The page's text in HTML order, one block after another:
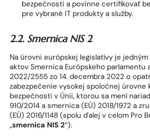
bezpečnosti a povinne certifikovať
pre vybrané IT produkty a služby.
2.2. Smernica NIS 2
Na úrovni európskej legislatívy je
aktov Smernica Európskeho parlamentu
2022/2555 zo 14. decembra 2022 o
zabezpečenie vysokej spoločnej úrovne
bezpečnosti v Únii, ktorou sa mení
910/2014 a smernica (EÚ) 2018/1972 a
(EÚ) 2016/1148 (spolu ďalej v celom Pro
„smernica NIS 2“).